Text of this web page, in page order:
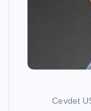
Cevdet